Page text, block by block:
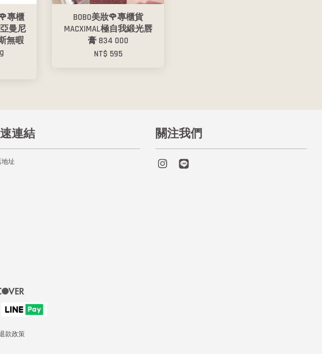
專櫃
曼尼
無暇
BOBO美妝🌹專櫃貨
MACXIMAL極自我緞光唇
膏 834 000
NT$ 595
連結
址
關注我們
Instagram
款政策